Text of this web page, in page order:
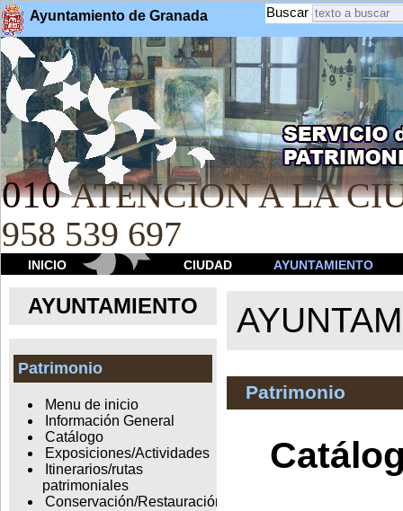
Ayuntamiento de Granada Buscar
010 ATENCION A LA
958 539 697
INICIO CIUDAD AYUNTAMIENTO
AYUNTAMIENTO
Patrimonio
Menu de inicio
Información General
Catálogo
Exposiciones/Actividades
Itinerarios/rutas
patrimoniales
Conservación/Restauración
Patrimonio